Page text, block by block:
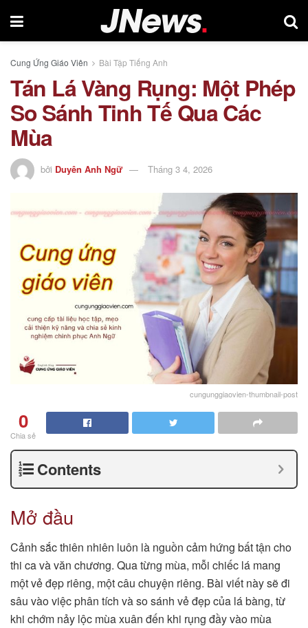
Cung Ứng Giáo Viên Bài Tập Tiếng Anh
Tán Lá Vàng Rụng: Một Phép
So Sánh Tinh Tế Qua Các
Mùa
bởi Duyên Anh Ngữ Tháng 3 4, 2026
cungunggiaovien-thumbnail-post
0
Chia sẻ
Contents
Mở đầu
Cảnh sắc thiên nhiên luôn là nguồn cảm hứng bất tận cho
thi ca và văn chương. Qua từng mùa, mỗi chiếc lá mang
một vẻ đẹp riêng, một câu chuyện riêng. Bài viết này sẽ đi
sâu vào việc phân tích và so sánh vẻ đẹp của lá bàng, từ
khi chớm nảy lộc mùa xuân đến khi rụng đầy vào mùa